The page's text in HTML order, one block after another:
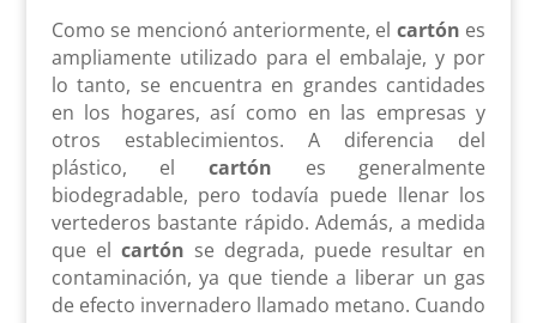
Como se mencionó anteriormente, el cartón es
ampliamente utilizado para el embalaje, y por
lo tanto, se encuentra en grandes cantidades
en los hogares, así como en las empresas y
otros establecimientos. A diferencia del
plástico, el cartón es generalmente
biodegradable, pero todavía puede llenar los
vertederos bastante rápido. Además, a medida
que el cartón se degrada, puede resultar en
contaminación, ya que tiende a liberar un gas
de efecto invernadero llamado metano. Cuando